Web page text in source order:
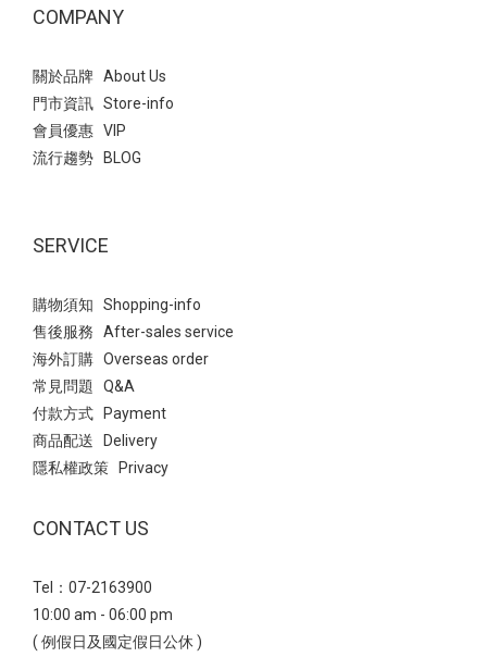
職場或日常休閒美感。 瑪莉珍 方頭編織紋一字帶瑪莉珍鞋- 這款鞋
的視覺層次 上身白色的法式袖襯衫搭配黑色花苞短裙，與鞋子的黑
色底色呼應，營造出輕盈且優雅的「法式少女感」。 Point：建議搭
配一個與鞋子同色系的包包，能讓整體穿搭視覺更和諧，並凸顯鞋
子上的金色鎖釦作為整體的精緻點綴 瑪莉珍 拼接波點繫帶鎖釦瑪莉
輕盈、慵懶且不失優雅的氣息。 仙氣少女風→ 選擇微透感的服裝與
鞋款的甜美元素呼應，同時利用裙長展現腿部比例。 襪子點綴是靈
厚底鞋視覺感不沉重。 瑪莉珍 鑽飾小花雙帶輕量瑪莉珍鞋 - 休閒鬆
弛風正夯：機能瑪莉珍運動鞋真皮雙帶內增高瑪莉珍運動鞋結合了
「運動休閒」與「優雅瑪莉珍」的混血單品， 透過真皮與麂皮拼接
COMPANY
關於品牌 About Us
門市資訊 Store-info
會員優惠 VIP
流行趨勢 BLOG
SERVICE
購物須知 Shopping-info
售後服務 After-sales service
海外訂購 Overseas order
常見問題 Q&A
付款方式 Payment
商品配送 Delivery
隱私權政策 Privacy
CONTACT US
Tel：07-2163900
10:00 am - 06:00 pm
( 例假日及國定假日公休 )